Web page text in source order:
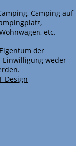
Camping auf
etc.
der
Einwilligung weder
Design